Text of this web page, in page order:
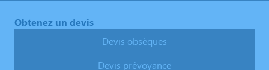
Obtenez un devis
Devis obsèques
Devis prévoyance